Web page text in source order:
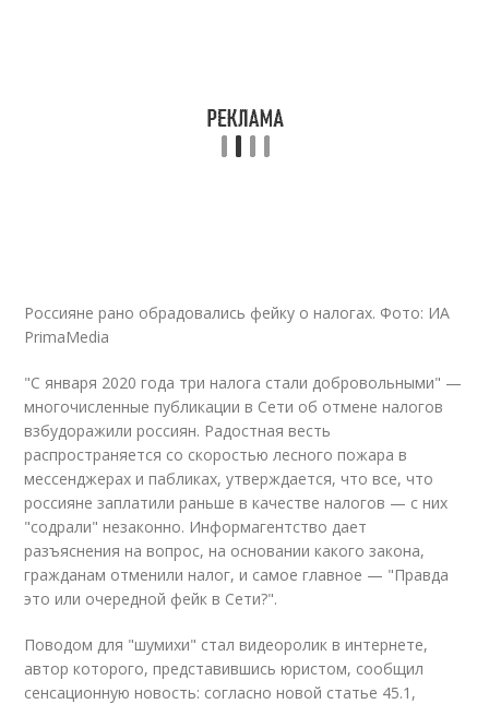
Россияне рано обрадовались фейку о налогах. Фото: ИА
PrimaMedia
"С января 2020 года три налога стали добровольными" —
многочисленные публикации в Сети об отмене налогов
взбудоражили россиян. Радостная весть
распространяется со скоростью лесного пожара в
мессенджерах и пабликах, утверждается, что все, что
россияне заплатили раньше в качестве налогов — с них
"содрали" незаконно. Информагентство дает
разъяснения на вопрос, на основании какого закона,
гражданам отменили налог, и самое главное — "Правда
это или очередной фейк в Сети?".
Поводом для "шумихи" сталвидеоролик в интернете,
автор которого, представившись юристом, сообщил
сенсационную новость: согласно новой статье 45.1,